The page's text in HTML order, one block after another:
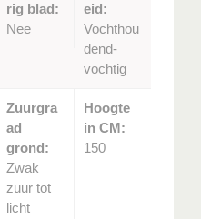
rig blad:
Nee
eid:
Vochthou
dend-
vochtig
Zuurgra
ad
grond:
Zwak
zuur tot
licht
Hoogte
in CM:
150